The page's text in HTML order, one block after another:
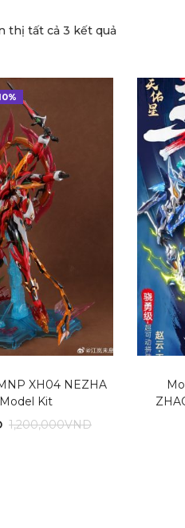
thị tất cả 3 kết quả
XH04 NEZHA
Kit
1,200,000VND